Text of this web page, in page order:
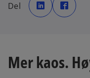
Del p
e
n
t
a
p
e
w
t
a
Mer kaos.